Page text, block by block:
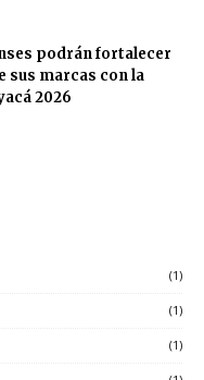
podrán fortalecer
sus marcas con la
2026
(1)
(1)
(1)